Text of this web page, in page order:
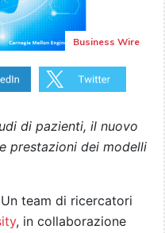
Business Wire
di pazienti, il nuovo
prestazioni dei modelli
Un team di ricercatori
, in collaborazione